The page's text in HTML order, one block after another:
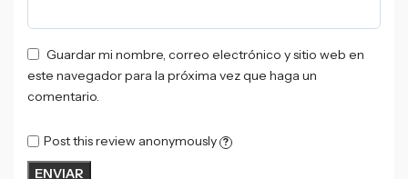
Guardar mi nombre, correo electrónico y sitio web en
este navegador para la próxima vez que haga un
comentario.
Post this review anonymously ?